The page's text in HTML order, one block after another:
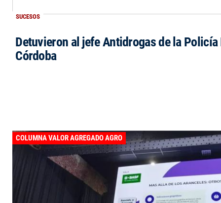
SUCESOS
Detuvieron al jefe Antidrogas de la Policía
Córdoba
COLUMNA VALOR AGREGADO AGRO